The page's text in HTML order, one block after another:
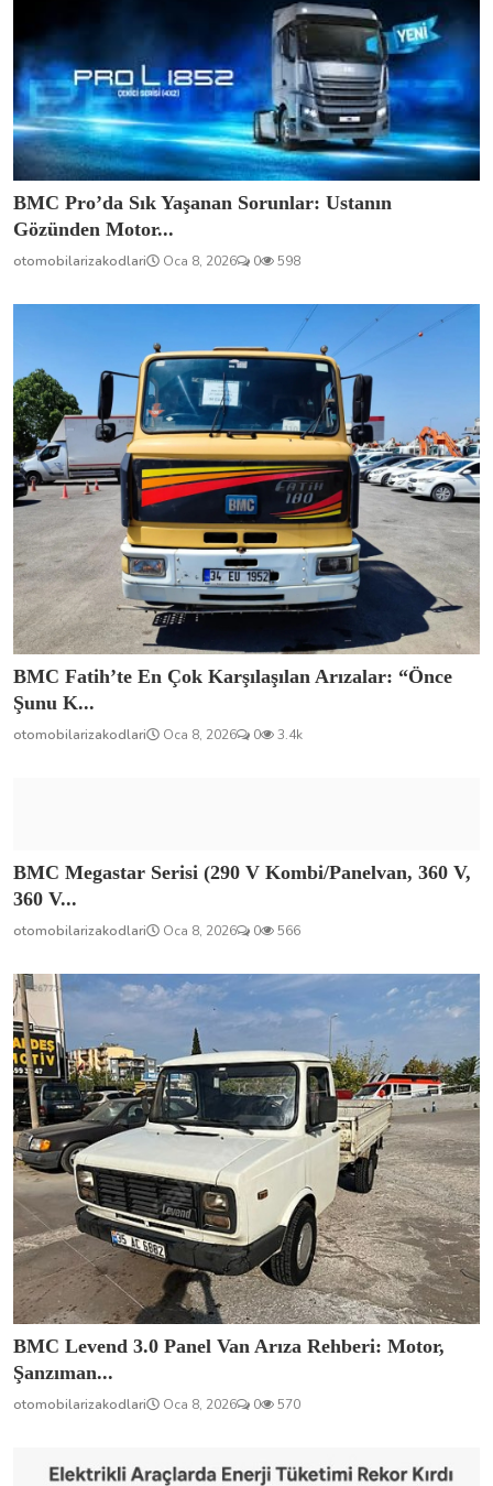
BMC Pro’da Sık Yaşanan Sorunlar: Ustanın
Gözünden Motor...
otomobilarizakodlari Oca 8, 2026 0 598
BMC Fatih’te En Çok Karşılaşılan Arızalar: “Önce
Şunu K...
otomobilarizakodlari Oca 8, 2026 0 3.4k
BMC Megastar Serisi (290 V Kombi/Panelvan, 360 V,
360 V...
otomobilarizakodlari Oca 8, 2026 0 566
BMC Levend 3.0 Panel Van Arıza Rehberi: Motor,
Şanzıman...
otomobilarizakodlari Oca 8, 2026 0 570